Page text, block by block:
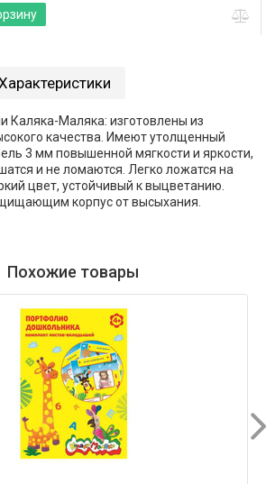
Каляка-Маляка: изготовлены из
качества. Имеют утолщенный
3 мм повышенной мягкости и яркости,
и не ломаются. Легко ложатся на
цвет, устойчивый к выцветанию.
корпус от высыхания.
Похожие товары